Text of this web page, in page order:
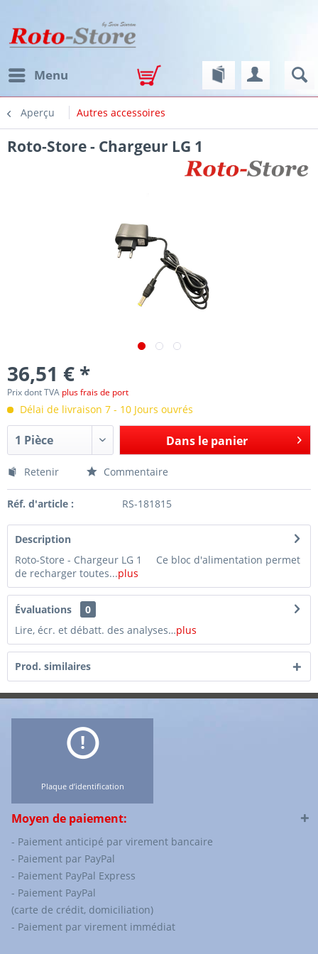
Menu
Aperçu Autres accessoires
Roto-Store - Chargeur LG 1
36,51 € *
Prix dont TVA plus frais de port
Délai de livraison 7 - 10 Jours ouvrés
Dans le panier
Retenir Commentaire
Réf. d'article : RS-181815
Description
Roto-Store - Chargeur LG 1 Ce bloc d'alimentation permet
de recharger toutes...plus
Évaluations
0
Lire, écr. et débatt. des analyses…plus
Prod. similaires
Plaque d’identification
Moyen de paiement:
- Paiement anticipé par virement bancaire
- Paiement par PayPal
- Paiement PayPal Express
- Paiement PayPal
(carte de crédit, domiciliation)
- Paiement par virement immédiat